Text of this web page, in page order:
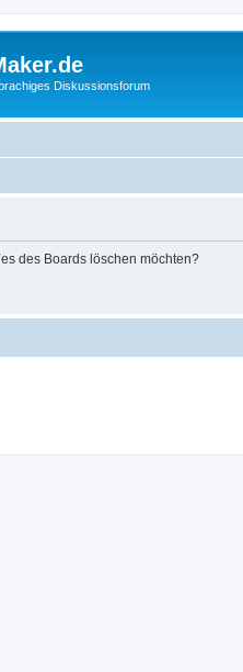
Diskussionsforum
des Boards löschen möchten?